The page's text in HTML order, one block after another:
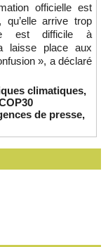
officielle est
qu’elle arrive trop
est difficile à
laisse place aux
», a déclaré
climatiques,
de presse,